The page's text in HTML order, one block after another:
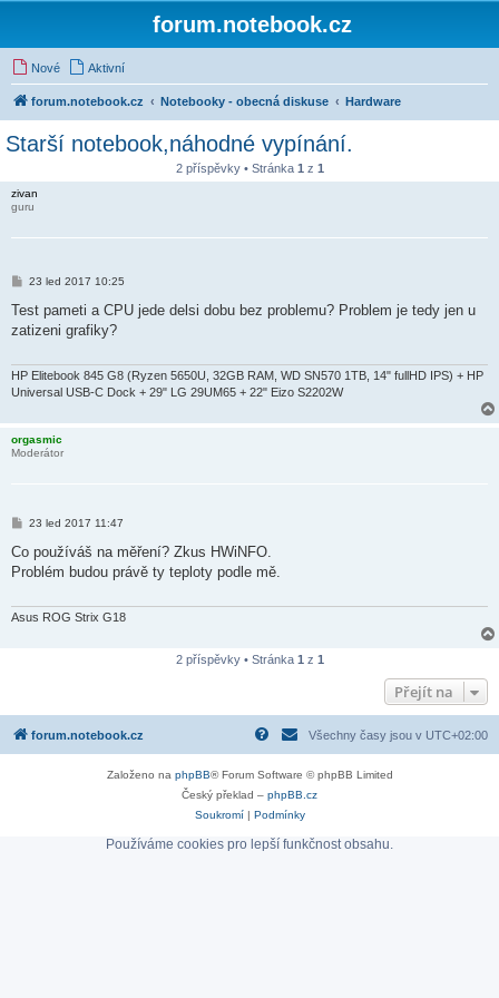
forum.notebook.cz
Nové Aktivní
forum.notebook.cz Notebooky - obecná diskuse Hardware
Starší notebook,náhodné vypínání.
2 příspěvky • Stránka 1 z 1
zivan
guru
P
í
p
e
k
23 led 2017 10:25
Test pameti a CPU jede delsi dobu bez problemu? Problem je tedy jen u
zatizeni grafiky?
HP Elitebook 845 G8 (Ryzen 5650U, 32GB RAM, WD SN570 1TB, 14" fullHD IPS) + HP
Universal USB-C Dock + 29" LG 29UM65 + 22" Eizo S2202W
orgasmic
Moderátor
P
í
p
e
23 led 2017 11:47
Co používáš na měření? Zkus HWiNFO.
Problém budou právě ty teploty podle mě.
Asus ROG Strix G18
2 příspěvky • Stránka 1 z 1
Přejít na
forum.notebook.cz Všechny časy jsou v UTC+02:00
Založeno na phpBB® Forum Software © phpBB Limited
Český překlad – phpBB.cz
Soukromí| Podmínky
Používáme cookies pro lepší funkčnost obsahu.